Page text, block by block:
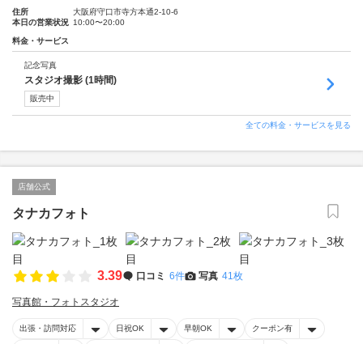
住所
大阪府守口市寺方本通2-10-6
本日の営業状況 10:00〜20:00
料金・サービス
記念写真
スタジオ撮影 (1時間)
販売中
全ての料金・サービスを見る
店舗公式
タナカフォト
3.39 口コミ 6件 写真 41枚
写真館・フォトスタジオ
出張・訪問対応 日祝OK 早朝OK クーポン有